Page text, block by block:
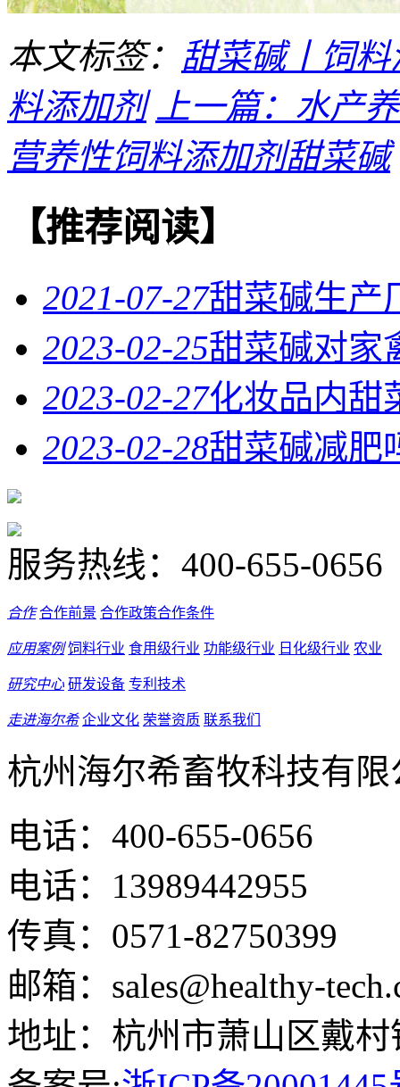
本文标签： 甜菜碱丨饲
料添加剂 上一篇：水产
营养性饲料添加剂甜菜碱
【推荐阅读】
2021-07-27甜菜碱生产
2023-02-25甜菜碱对家
2023-02-27化妆品内甜
2023-02-28甜菜碱减肥
服务热线： 400-655-0656
合作 合作前景 合作政策合作条件
应用案例 饲料行业 食用级行业 功能级行业 日化级行业 农业
研究中心 研发设备 专利技术
走进海尔希 企业文化 荣誉资质 联系我们
杭州海尔希畜牧科技有限
电话：400-655-0656
电话：13989442955
传真：0571-82750399
邮箱：sales@healthy-
地址：杭州市萧山区戴